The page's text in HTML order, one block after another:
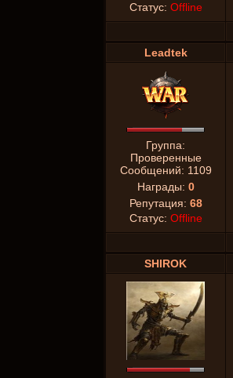
Статус: Offline
Leadtek
Группа:
Проверенные
Сообщений: 1109
Награды: 0
Репутация: 68
Статус: Offline
SHIROK